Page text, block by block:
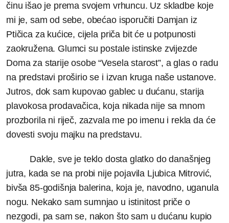
činu išao je prema svojem vrhuncu. Uz skladbe koje
mi je, sam od sebe, obećao isporučiti Damjan iz
Ptičica za kućice, cijela priča bit će u potpunosti
zaokružena. Glumci su postale istinske zvijezde
Doma za starije osobe “Vesela starost”, a glas o radu
na predstavi proširio se i izvan kruga naše ustanove.
Jutros, dok sam kupovao gablec u dućanu, starija
plavokosa prodavačica, koja nikada nije sa mnom
prozborila ni riječ, zazvala me po imenu i rekla da će
dovesti svoju majku na predstavu.
Dakle, sve je teklo dosta glatko do današnjeg
jutra, kada se na probi nije pojavila Ljubica Mitrović,
bivša 85-godišnja balerina, koja je, navodno, uganula
nogu. Nekako sam sumnjao u istinitost priče o
nezgodi, pa sam se, nakon što sam u dućanu kupio